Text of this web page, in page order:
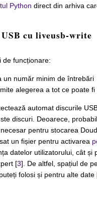
Python direct din arhiva
cu liveusb-write
de funcționare:
un număr minim de întrebări
alegerea a tot ce poate fi
automat discurile
discuri. Deoarece,
pentru stocarea
un fișier pentru activarea
datelor utilizatorului, cât și
[3]. De altfel, spațiul de
folosi și pentru alte date